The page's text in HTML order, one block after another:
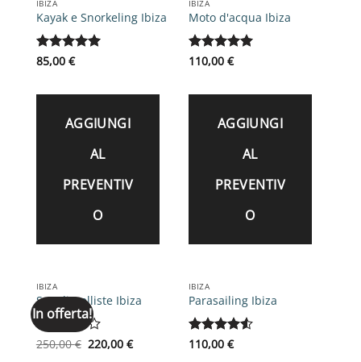
IBIZA
Kayak e Snorkeling Ibiza
Valutato
85,00 €
AGGIUNGI
AL
PREVENTIV
O
IBIZA
Moto d'acqua Ibiza
Valutato
110,00 €
AGGIUNGI
AL
PREVENTIV
O
In offerta!
IBIZA
Spogliarelliste Ibiza
Valutato
250,00€ Il
prezzo
220,00 €Il
prezzo
IBIZA
Parasailing Ibiza
Valutato
110,00 €